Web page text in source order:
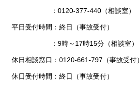
：0120-377-440（相談室）
平日受付時間：終日（事故受付）
：9時～17時15分（相談室）
休日相談窓口：0120-661-797（事故受付）
休日受付時間：終日（事故受付）